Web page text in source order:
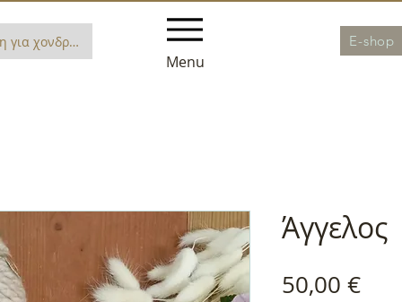
για χονδρική E-shop
Menu
Άγγελος
50,00 €